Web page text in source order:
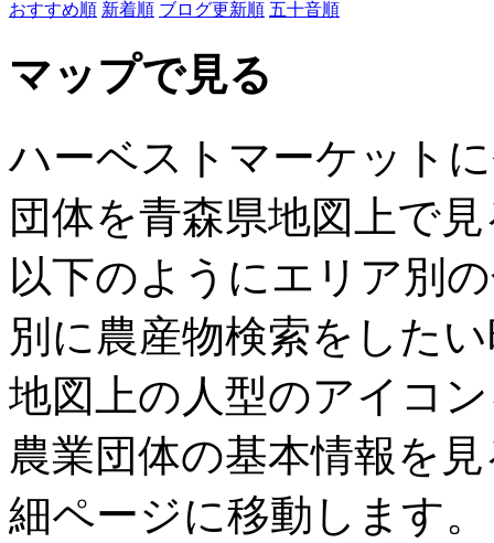
おすすめ順 新着順 ブログ更新順 五十音順
マップで見る
ハーベストマーケット
団体を青森県地図上で
以下のようにエリア別
別に農産物検索をした
地図上の人型のアイコ
農業団体の基本情報を
細ページに移動します。